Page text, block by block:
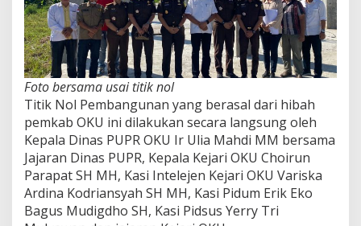
Foto bersama usai titik nol
Titik Nol Pembangunan yang berasal dari hibah
pemkab OKU ini dilakukan secara langsung oleh
Kepala Dinas PUPR OKU Ir Ulia Mahdi MM bersama
Jajaran Dinas PUPR, Kepala Kejari OKU Choirun
Parapat SH MH, Kasi Intelejen Kejari OKU Variska
Ardina Kodriansyah SH MH, Kasi Pidum Erik Eko
Bagus Mudigdho SH, Kasi Pidsus Yerry Tri